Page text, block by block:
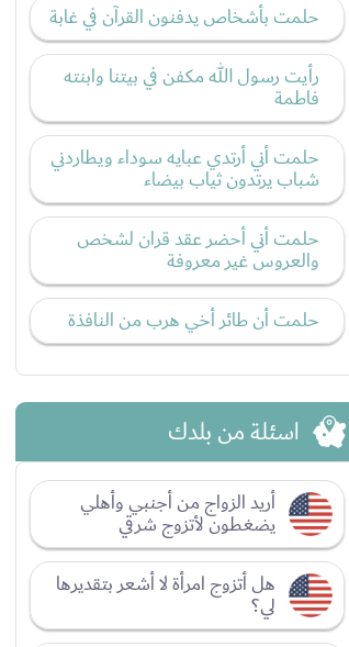
حلمت بأشخاص يدفنون القرآن في غابة
رأيت رسول الله مكفن في بيتنا وابنته
فاطمة
حلمت أني أرتدي عبايه سوداء ويطاردني
شباب يرتدون ثياب بيضاء
حلمت أني أحضر عقد قران لشخص
والعروس غير معروفة
حلمت أن طائر أخي هرب من النافذة
اسئلة من بلدك
أريد الزواج من أجنبي وأهلي
يضغطون لأتزوج شرقي
هل أتزوج امرأة لا أشعر بتقديرها
لي؟